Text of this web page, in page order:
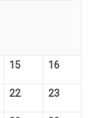
15 16
22 23